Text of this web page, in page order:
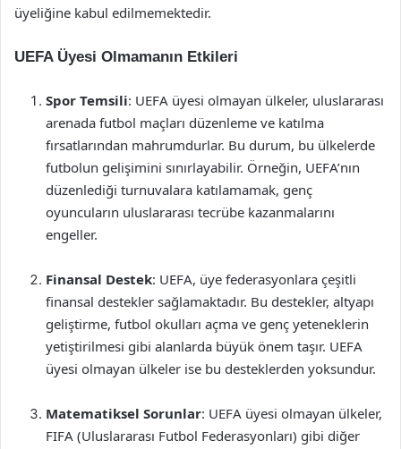
üyeliğine kabul edilmemektedir.
UEFA Üyesi Olmamanın Etkileri
Spor Temsili: UEFA üyesi olmayan ülkeler, uluslararası
arenada futbol maçları düzenleme ve katılma
fırsatlarından mahrumdurlar. Bu durum, bu ülkelerde
futbolun gelişimini sınırlayabilir. Örneğin, UEFA’nın
düzenlediği turnuvalara katılamamak, genç
oyuncuların uluslararası tecrübe kazanmalarını
engeller.
Finansal Destek: UEFA, üye federasyonlara çeşitli
finansal destekler sağlamaktadır. Bu destekler, altyapı
geliştirme, futbol okulları açma ve genç yeteneklerin
yetiştirilmesi gibi alanlarda büyük önem taşır. UEFA
üyesi olmayan ülkeler ise bu desteklerden yoksundur.
Matematiksel Sorunlar: UEFA üyesi olmayan ülkeler,
FIFA (Uluslararası Futbol Federasyonları) gibi diğer